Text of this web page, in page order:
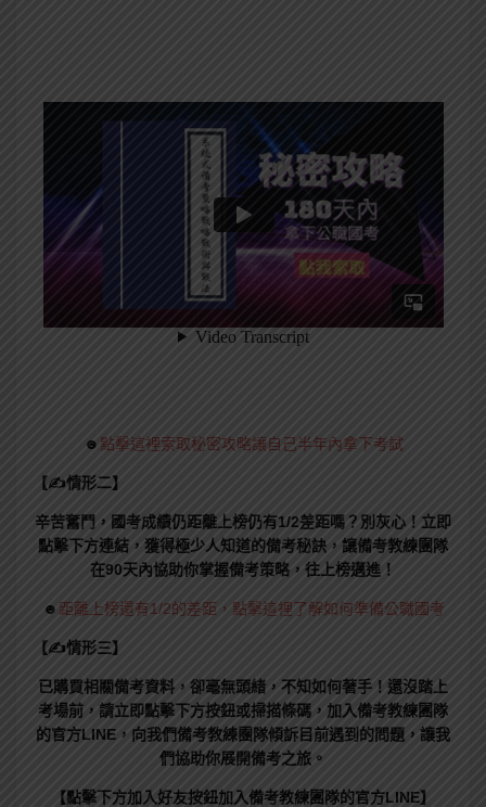
☻ 點擊這裡索取秘密攻略讓自己半年內拿下考試
【✍情形二】
辛苦奮鬥，國考成績仍距離上榜仍有1/2差距嗎？別灰心！立即
點擊下方連結，獲得極少人知道的備考秘訣，讓備考教練團隊
在90天內協助你掌握備考策略，往上榜邁進！
☻ 距離上榜還有1/2的差距，點擊這裡了解如何準備公職國考
【✍情形三】
已購買相關備考資料，卻毫無頭緒，不知如何著手！還沒踏上
考場前，請立即點擊下方按鈕或掃描條碼，加入備考教練團隊
的官方LINE，向我們備考教練團隊傾訴目前遇到的問題，讓我
們協助你展開備考之旅。
【點擊下方加入好友按鈕加入備考教練團隊的官方LINE】